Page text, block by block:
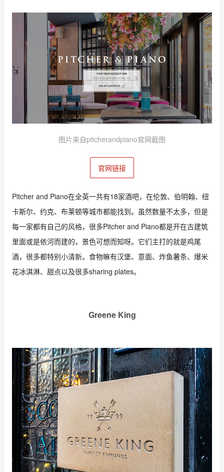
图片来自pitcherandpiano官网截图
官网链接
Pitcher and Piano在全英一共有18家酒吧，在伦敦、伯明翰、纽
卡斯尔、约克、布莱顿等城市都能找到。虽然数量不太多，但是
每一家都有自己的风格，很多Pitcher and Piano都是开在古建筑
里面或是依河而建的，景色可想而知呀。它们主打的就是鸡尾
酒，很多都特别小清新。食物嘛有汉堡、意面、炸鱼薯条、爆米
花冰淇淋、甜点以及很多sharing plates。
Greene King